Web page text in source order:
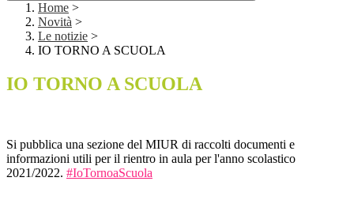
Home >
Novità >
Le notizie >
IO TORNO A SCUOLA
IO TORNO A SCUOLA
Si pubblica una sezione del MIUR di raccolti documenti e
informazioni utili per il rientro in aula per l'anno scolastico
2021/2022. #IoTornoaScuola